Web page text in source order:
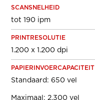
SCANSNELHEID
tot 190 ipm
PRINTRESOLUTIE
1.200 x 1.200 dpi
PAPIERINVOERCAPACITEIT
Standaard: 650 vel
Maximaal: 2.300 vel